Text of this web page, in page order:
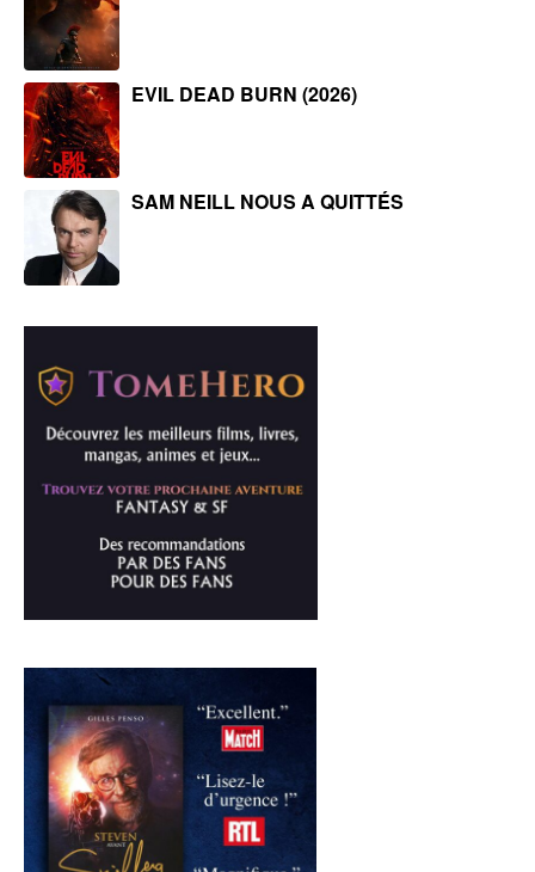
EVIL DEAD BURN (2026)
SAM NEILL NOUS A QUITTÉS